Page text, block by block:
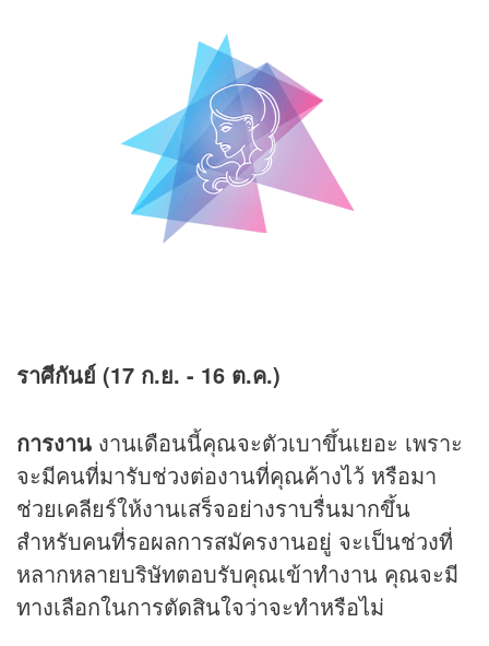
ราศีกันย์ (17 ก.ย. - 16 ต.ค.)
การงาน งานเดือนนี้คุณจะตัวเบาขึ้นเยอะ เพราะ
จะมีคนที่มารับช่วงต่องานที่คุณค้างไว้ หรือมา
ช่วยเคลียร์ให้งานเสร็จอย่างราบรื่นมากขึ้น
สำหรับคนที่รอผลการสมัครงานอยู่ จะเป็นช่วงที่
หลากหลายบริษัทตอบรับคุณเข้าทำงาน คุณจะมี
ทางเลือกในการตัดสินใจว่าจะทำหรือไม่